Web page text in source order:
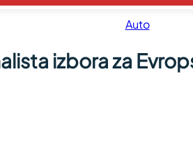
Auto
izbora za